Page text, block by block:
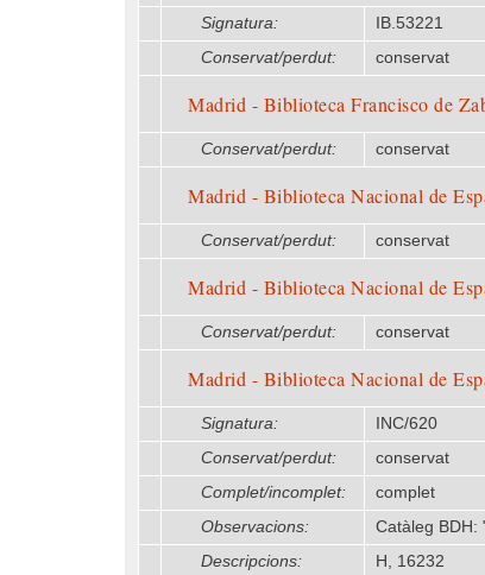
Signatura:
IB.53221
Conservat/perdut:
conservat
Madrid - Biblioteca Francisco de
Conservat/perdut: conservat
Madrid - Biblioteca Nacional de
Conservat/perdut: conservat
Madrid - Biblioteca Nacional de
Conservat/perdut: conservat
Madrid - Biblioteca Nacional de
Signatura:
INC/620
Conservat/perdut:
conservat
Complet/incomplet:
complet
Observacions:
Catàleg BDH:
Descripcions:
H, 16232